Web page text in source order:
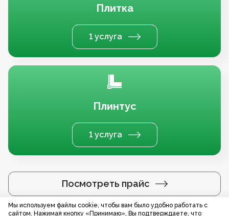
Плитка
1 услуга
Плинтус
1 услуга
Посмотреть прайс
Мы используем файлы cookie, чтобы вам было удобно работать с
сайтом. Нажимая кнопку «Принимаю», Вы подтверждаете, что